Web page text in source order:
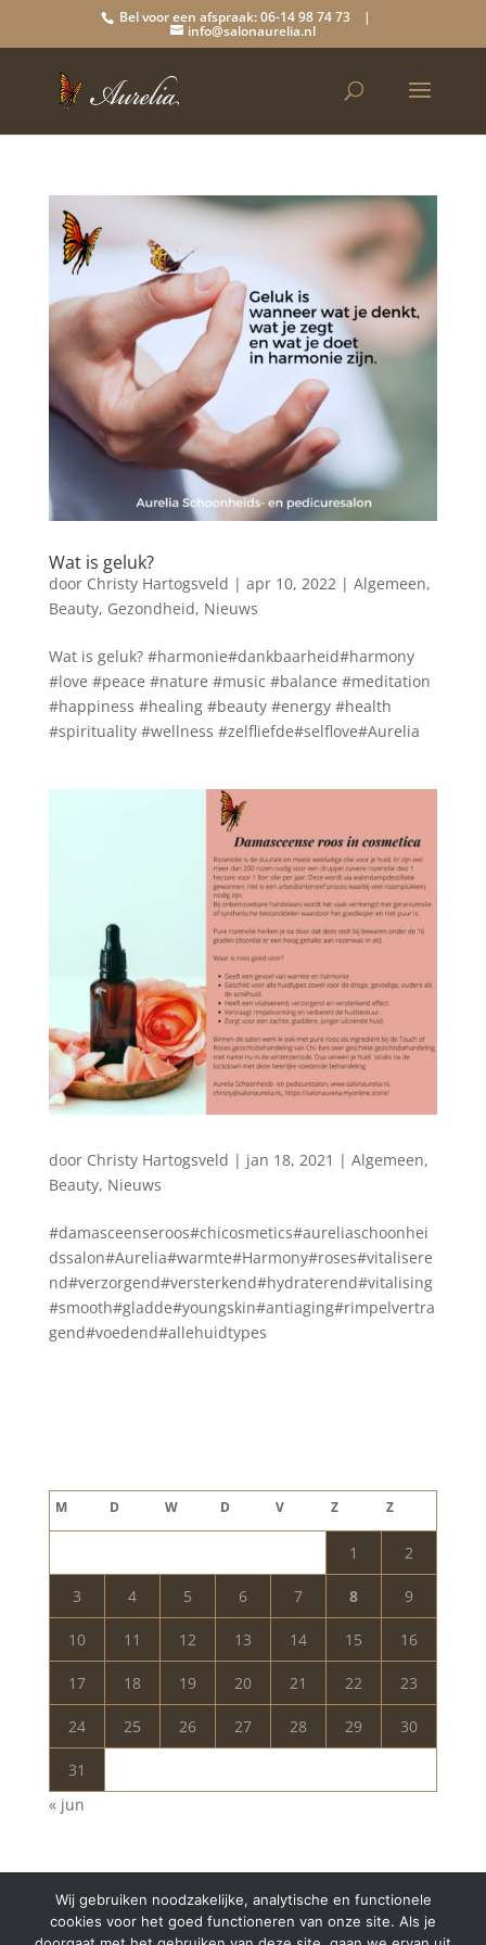
Bel voor een afspraak: 06-14 98 74 73 |
info@salonaurelia.nl
Wat is geluk?
door Christy Hartogsveld | apr 10, 2022| Algemeen,
Beauty, Gezondheid, Nieuws
Wat is geluk? #harmonie#dankbaarheid#harmony
#love #peace #nature #music #balance #meditation
#happiness #healing #beauty #energy #health
#spirituality #wellness #zelfliefde#selflove#Aurelia
door Christy Hartogsveld | jan 18, 2021 | Algemeen,
Beauty, Nieuws
#damasceenseroos#chicosmetics#aureliaschoonhei
dssalon#Aurelia#warmte#Harmony#roses#vitalisere
nd#verzorgend#versterkend#hydraterend#vitalising
#smooth#gladde#youngskin#antiaging#rimpelvertra
gend#voedend#allehuidtypes
M D W D V Z Z
1 2
3 4 5 6 7 8 9
10 11 12 13 14 15 16
17 18 19 20 21 22 23
24 25 26 27 28 29 30
31
« jun
Wij gebruiken noodzakelijke, analytische en functionele
cookies voor het goed functioneren van onze site. Als je